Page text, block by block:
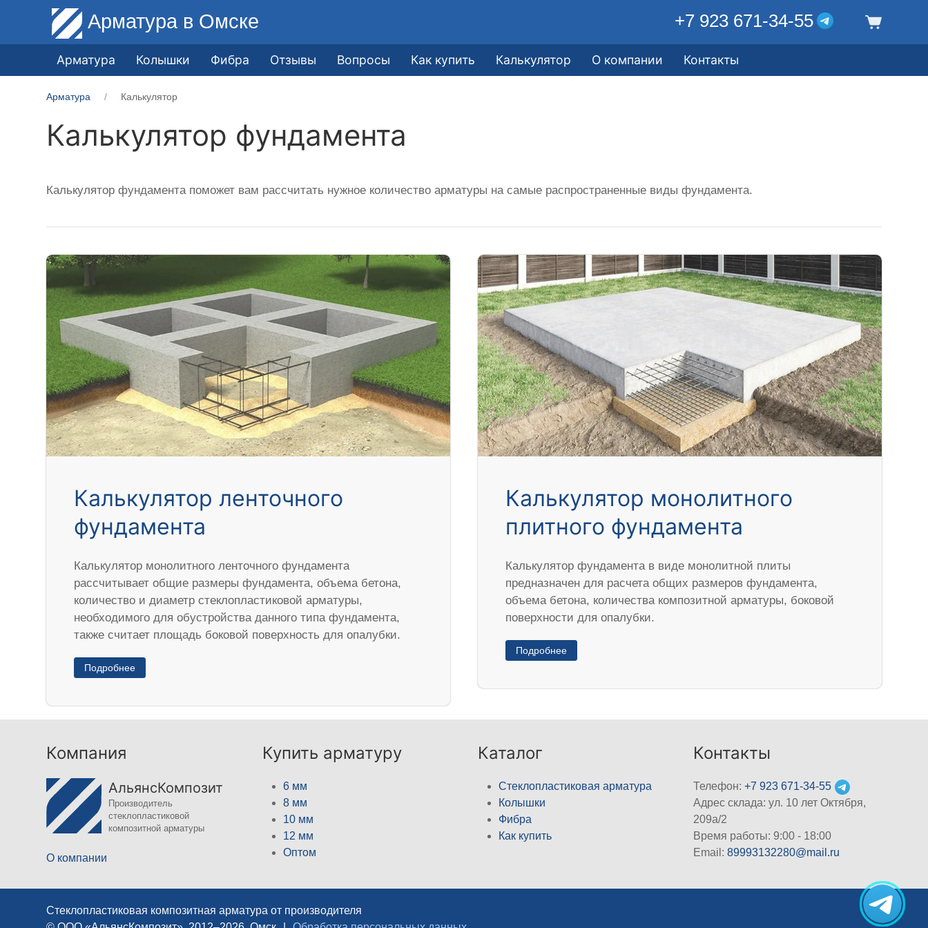
Арматура в Омске +7 923 671-34-55
Арматура Колышки Фибра Отзывы Вопросы Как купить Калькулятор О компании Контакты
Арматура Калькулятор
Калькулятор фундамента
Калькулятор фундамента поможет вам рассчитать нужное количество арматуры на самые распространенные виды фундамента.
Калькулятор ленточного
фундамента
Калькулятор монолитного ленточного фундамента
рассчитывает общие размеры фундамента, объема бетона,
количество и диаметр стеклопластиковой арматуры,
необходимого для обустройства данного типа фундамента,
также считает площадь боковой поверхность для опалубки.
Подробнее
Калькулятор монолитного
плитного фундамента
Калькулятор фундамента в виде монолитной плиты
предназначен для расчета общих размеров фундамента,
объема бетона, количества композитной арматуры, боковой
поверхности для опалубки.
Подробнее
Компания
АльянсКомпозит
Производитель
стеклопластиковой
композитной арматуры
О компании
Купить арматуру
6 мм
8 мм
10 мм
12 мм
Оптом
Каталог
Стеклопластиковая арматура
Колышки
Фибра
Как купить
Контакты
Телефон:+7 923 671-34-55
Адрес склада: ул. 10 лет Октября,
209а/2
Время работы: 9:00 - 18:00
Email:89993132280@mail.ru
Стеклопластиковая композитная арматура от производителя